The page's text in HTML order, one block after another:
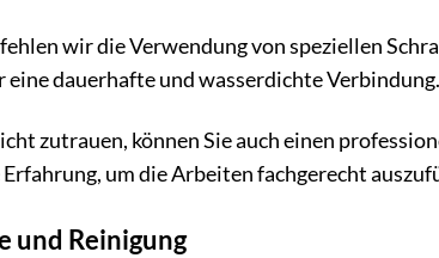
wir die Verwendung von speziellen
dauerhafte und wasserdichte Verbindung.
zutrauen, können Sie auch einen
um die Arbeiten fachgerecht
und Reinigung